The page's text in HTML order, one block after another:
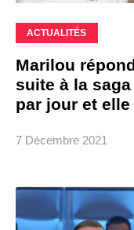
ACTUALITÉS
Marilou
suite à la
par jour et elle
7 Décembre 2021